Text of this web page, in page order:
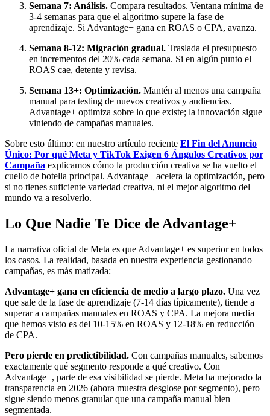
Semana 7: Análisis. Compara resultados. Ventana mínima de
3-4 semanas para que el algoritmo supere la fase de
aprendizaje. Si Advantage+ gana en ROAS o CPA, avanza.
Semana 8-12: Migración gradual. Traslada el presupuesto
en incrementos del 20% cada semana. Si en algún punto el
ROAS cae, detente y revisa.
Semana 13+: Optimización. Mantén al menos una campaña
manual para testing de nuevos creativos y audiencias.
Advantage+ optimiza sobre lo que existe; la innovación sigue
viniendo de campañas manuales.
Sobre esto último: en nuestro artículo reciente El Fin del Anuncio
Único: Por qué Meta y TikTok Exigen 6 Ángulos Creativos por
Campaña explicamos cómo la producción creativa se ha vuelto el
cuello de botella principal. Advantage+ acelera la optimización, pero
si no tienes suficiente variedad creativa, ni el mejor algoritmo del
mundo va a resolverlo.
Lo Que Nadie Te Dice de Advantage+
La narrativa oficial de Meta es que Advantage+ es superior en todos
los casos. La realidad, basada en nuestra experiencia gestionando
campañas, es más matizada:
Advantage+ gana en eficiencia de medio a largo plazo. Una vez
que sale de la fase de aprendizaje (7-14 días típicamente), tiende a
superar a campañas manuales en ROAS y CPA. La mejora media
que hemos visto es del 10-15% en ROAS y 12-18% en reducción
de CPA.
Pero pierde en predictibilidad. Con campañas manuales, sabemos
exactamente qué segmento responde a qué creativo. Con
Advantage+, parte de esa visibilidad se pierde. Meta ha mejorado la
transparencia en 2026 (ahora muestra desglose por segmento), pero
sigue siendo menos granular que una campaña manual bien
segmentada.